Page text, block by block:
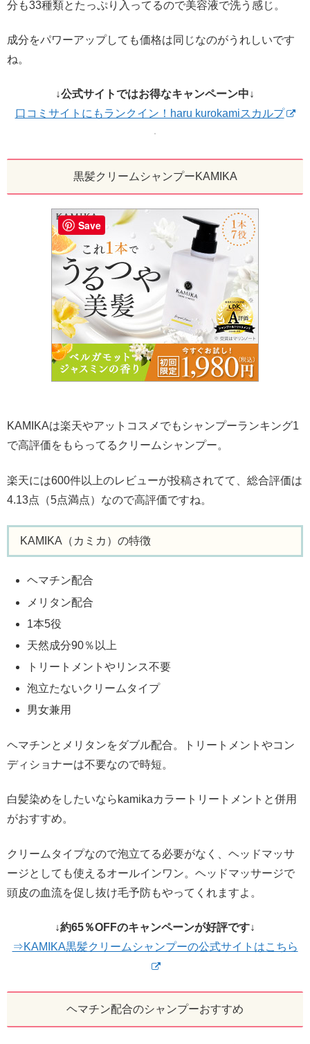
分も33種類とたっぷり入ってるので美容液で洗う感じ。
成分をパワーアップしても価格は同じなのがうれしいです
ね。
↓公式サイトではお得なキャンペーン中↓
口コミサイトにもランクイン！haru kurokamiスカルプ
黒髪クリームシャンプーKAMIKA
KAMIKAは楽天やアットコスメでもシャンプーランキング1
で高評価をもらってるクリームシャンプー。
楽天には600件以上のレビューが投稿されてて、総合評価は
4.13点（5点満点）なので高評価ですね。
KAMIKA（カミカ）の特徴
ヘマチン配合
メリタン配合
1本5役
天然成分90％以上
トリートメントやリンス不要
泡立たないクリームタイプ
男女兼用
ヘマチンとメリタンをダブル配合。トリートメントやコン
ディショナーは不要なので時短。
白髪染めをしたいならkamikaカラートリートメントと併用
がおすすめ。
クリームタイプなので泡立てる必要がなく、ヘッドマッサ
ージとしても使えるオールインワン。ヘッドマッサージで
頭皮の血流を促し抜け毛予防もやってくれますよ。
↓約65％OFFのキャンペーンが好評です↓
⇒KAMIKA黒髪クリームシャンプーの公式サイトはこちら
ヘマチン配合のシャンプーおすすめ
Save